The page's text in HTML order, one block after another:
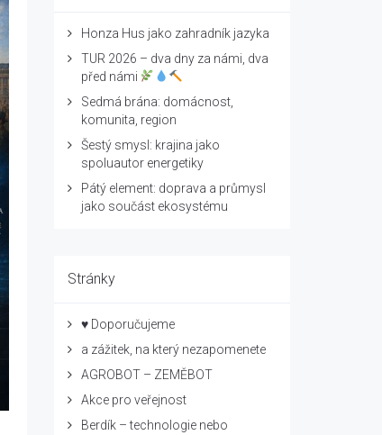
Honza Hus jako zahradník jazyka
TUR 2026 – dva dny za námi, dva
před námi
Sedmá brána: domácnost,
komunita, region
Šestý smysl: krajina jako
spoluautor energetiky
Pátý element: doprava a průmysl
jako součást ekosystému
Stránky
♥ Doporučujeme
a zážitek, na který nezapomenete
AGROBOT – ZEMĚBOT
Akce pro veřejnost
Berdík – technologie nebo